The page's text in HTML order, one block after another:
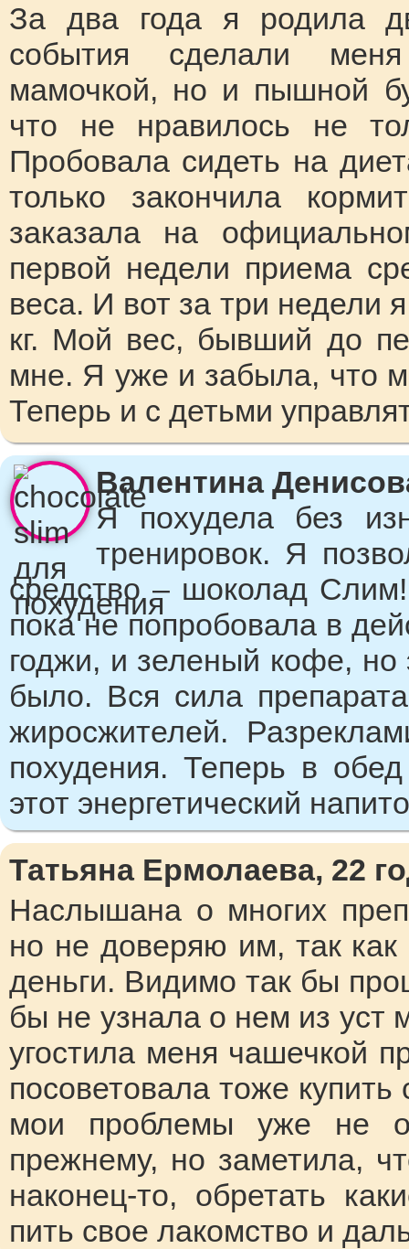
За два года я родила
события сделали
мамочкой, но и пышной
что не нравилось не
Пробовала сидеть на
только закончила
заказала на
первой недели приема
веса. И вот за три недели
кг. Мой вес, бывший до
мне. Я уже и забыла, что
Теперь и с детьми
Валентина
Я похудела без
тренировок. Я
средство – шоколад
пока не попробовала в
годжи, и зеленый кофе, но
было. Вся сила
жиросжителей.
похудения. Теперь в
этот энергетический
Татьяна Ермолаева, 22
Наслышана о многих
но не доверяю им, так
деньги. Видимо так бы
бы не узнала о нем из уст
угостила меня чашечкой
посоветовала тоже купить
мои проблемы уже не
прежнему, но заметила,
наконец-то, обретать
пить свое лакомство и